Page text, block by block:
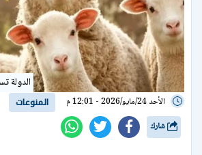
الدولة
الأحد 24/مايو/2026 - 12:01 م المنوعات